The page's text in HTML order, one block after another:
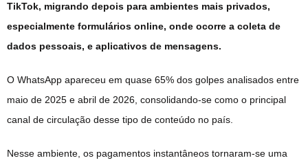
TikTok, migrando depois para ambientes mais privados,
especialmente formulários online, onde ocorre a coleta de
dados pessoais, e aplicativos de mensagens.
O WhatsApp apareceu em quase 65% dos golpes analisados entre
maio de 2025 e abril de 2026, consolidando-se como o principal
canal de circulação desse tipo de conteúdo no país.
Nesse ambiente, os pagamentos instantâneos tornaram-se uma